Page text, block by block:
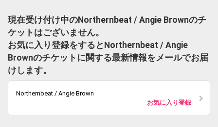
現在受け付け中のNorthernbeat / Angie Brownのチ
ケットはございません。
お気に入り登録をするとNorthernbeat / Angie
Brownのチケットに関する最新情報をメールでお届
けします。
Northernbeat / Angie Brown
お気に入り登録